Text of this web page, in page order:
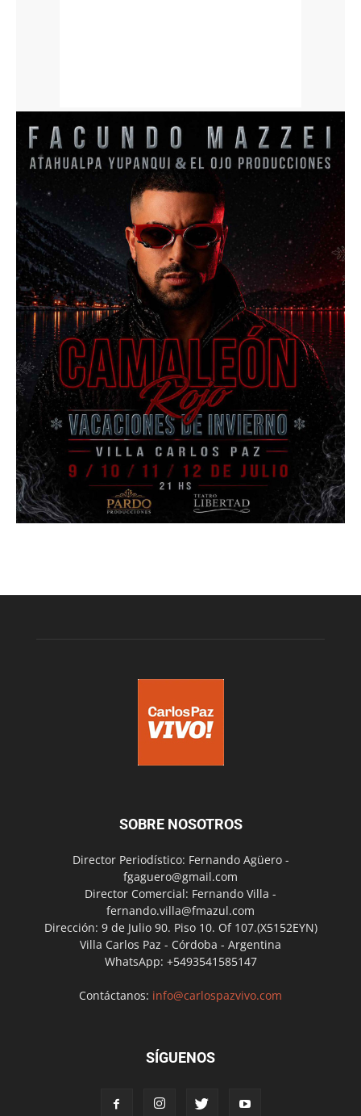
SOBRE NOSOTROS
Director Periodístico: Fernando Agüero -
fgaguero@gmail.com
Director Comercial: Fernando Villa -
fernando.villa@fmazul.com
Dirección: 9 de Julio 90. Piso 10. Of 107.(X5152EYN)
Villa Carlos Paz - Córdoba - Argentina
WhatsApp: +5493541585147
Contáctanos: info@carlospazvivo.com
SÍGUENOS